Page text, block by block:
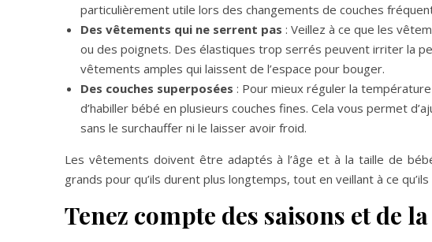
particulièrement utile lors des changements de couches
Des vêtements qui ne serrent pas : Veillez à ce que les
ou des poignets. Des élastiques trop serrés peuvent irriter la
vêtements amples qui laissent de l’espace pour bouger.
Des couches superposées : Pour mieux réguler la
d’habiller bébé en plusieurs couches fines. Cela vous permet
sans le surchauffer ni le laisser avoir froid.
Les vêtements doivent être adaptés à l’âge et à la taille de
grands pour qu’ils durent plus longtemps, tout en veillant à ce
Tenez compte des saisons et de